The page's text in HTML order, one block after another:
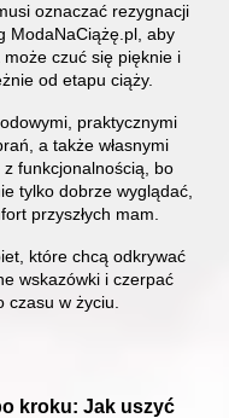
oznaczać rezygnacji
ModaNaCiążę.pl, aby
może czuć się pięknie i
od etapu ciąży.
praktycznymi
a także własnymi
funkcjonalnością, bo
tylko dobrze wyglądać,
przyszłych mam.
które chcą odkrywać
wskazówki i czerpać
czasu w życiu.
kroku: Jak uszyć